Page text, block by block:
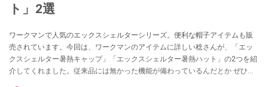
ト」2選
ワークマンで人気のエックスシェルターシリーズ。便利な帽子アイテムも販
売されています。今回は、ワークマンのアイテムに詳しい稔さんが、「エッ
クスシェルター暑熱キャップ」「エックスシェルター暑熱ハット」の2つを紹
介してくれました。従来品には無かった機能が備わっているんだとか ぜひチ